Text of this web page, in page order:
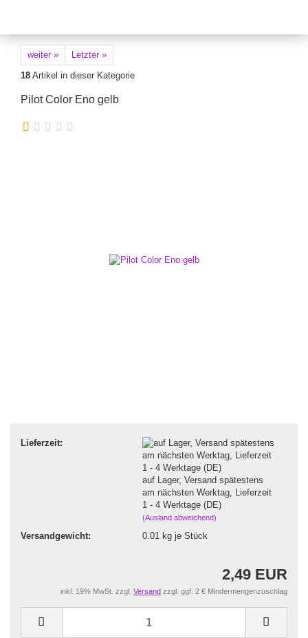
weiter »
Letzter »
18 Artikel in dieser Kategorie
Pilot Color Eno gelb
Lieferzeit:
auf Lager, Versand spätestens
am nächsten Werktag, Lieferzeit
1 - 4 Werktage (DE)
(Ausland abweichend)
Versandgewicht: 0.01 kg je Stück
2,49 EUR
inkl. 19% MwSt. zzgl. Versand zzgl. ggf. 2 € Mindermengenzuschlag